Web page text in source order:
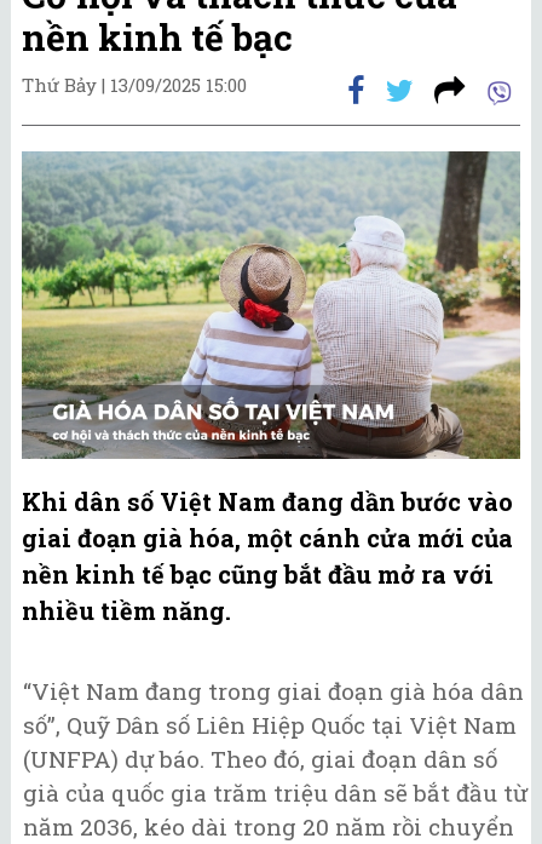
nền kinh tế bạc
Thứ Bảy | 13/09/2025 15:00
Khi dân số Việt Nam đang dần bước vào
giai đoạn già hóa, một cánh cửa mới của
nền kinh tế bạc cũng bắt đầu mở ra với
nhiều tiềm năng.
“Việt Nam đang trong giai đoạn già hóa dân
số”, Quỹ Dân số Liên Hiệp Quốc tại Việt Nam
(UNFPA) dự báo. Theo đó, giai đoạn dân số
già của quốc gia trăm triệu dân sẽ bắt đầu từ
năm 2036, kéo dài trong 20 năm rồi chuyển